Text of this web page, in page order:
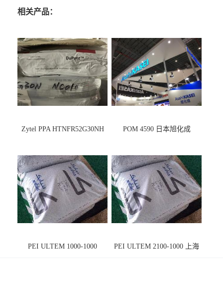
相关产品：
Zytel PPA HTNFR52G30NH POM 4590 日本旭化成
PEI ULTEM 1000-1000
PEI ULTEM 2100-1000 上海